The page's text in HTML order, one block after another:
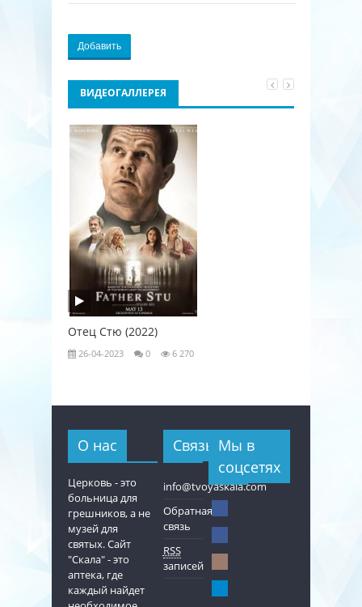
Добавить
ВИДЕОГАЛЛЕРЕЯ
Отец Стю (2022)
26-04-2023 0 6 270
О нас
Церковь - это
больница для
грешников, а не
музей для
святых. Сайт
"Скала" - это
аптека, где
каждый найдет
Связь
info@tvoyaskala.com
Обратная
связь
RSS
записей
Мы в
соцсетях